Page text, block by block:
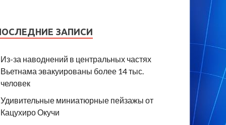
ЗАПИСИ
Из-за наводнений в центральных частях
Вьетнама эвакуированы более 14 тыс.
человек
Удивительные миниатюрные пейзажы от
Кацухиро Окучи